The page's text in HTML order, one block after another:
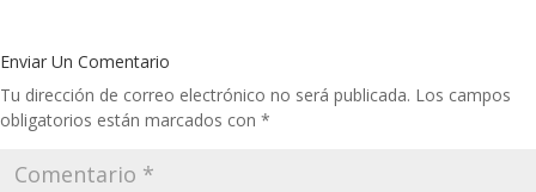
Enviar Un Comentario
Tu dirección de correo electrónico no será publicada. Los campos
obligatorios están marcados con *